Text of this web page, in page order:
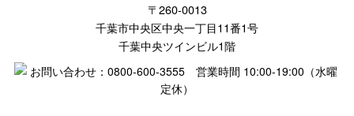
〒260-0013
千葉市中央区中央一丁目11番1号
千葉中央ツインビル1階